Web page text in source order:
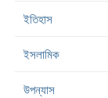
ইতিহাস
ইসলামিক
উপন্যাস